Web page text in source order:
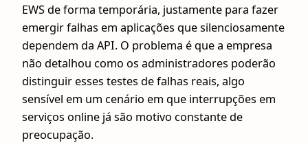
EWS de forma temporária, justamente para fazer
emergir falhas em aplicações que silenciosamente
dependem da API. O problema é que a empresa
não detalhou como os administradores poderão
distinguir esses testes de falhas reais, algo
sensível em um cenário em que interrupções em
serviços online já são motivo constante de
preocupação.